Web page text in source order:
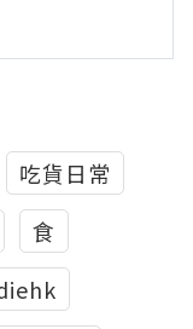
吃貨日常
食